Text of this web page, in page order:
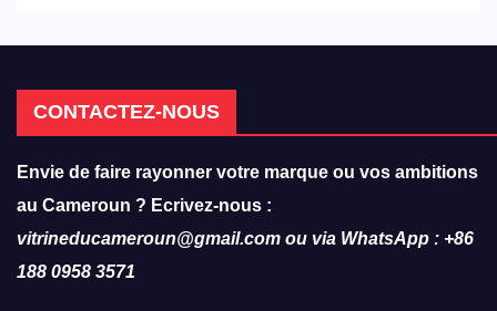
CONTACTEZ-NOUS
Envie de faire rayonner votre marque ou vos ambitions
au Cameroun ? Ecrivez-nous :
vitrineducameroun@gmail.com ou via WhatsApp : +86
188 0958 3571